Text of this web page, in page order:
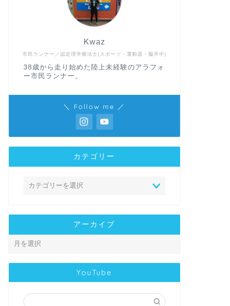
市民ランナー／認定理学療法士(スポーツ・運動器・脳卒中)
Kwaz
38歳から走り始めた陸上未経験のアラフォ
ー市民ランナー。
＼ Follow me ／
カテゴリー
アーカイブ
YouTube